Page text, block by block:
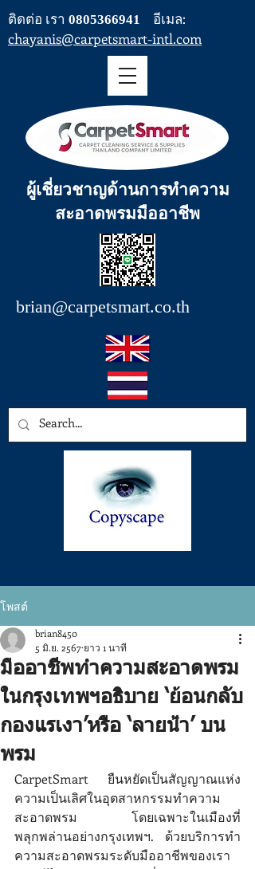
brian@carpetsmart.co.th
ติดต่อ เรา 0805366941
อีเมล:
chayanis@carpetsmart-intl.com
ผู้เชี่ยวชาญด้านการทำความ
สะอาดพรมมืออาชีพ
โพสต์
มืออาชีพทําความสะอาดพรม
ในกรุงเทพฯอธิบาย ‘ย้อนกลับ
กองแรเงา’หรือ ‘ลายน้ํา’ บน
พรม
brian8450
5 มิ.ย. 2567 ยาว 1 นาที
CarpetSmart ยืนหยัดเป็นสัญญาณแห่ง
ความเป็นเลิศในอุตสาหกรรมทําความ
สะอาดพรม โดยเฉพาะในเมืองที่
พลุกพล่านอย่างกรุงเทพฯ. ด้วยบริการทํา
ความสะอาดพรมระดับมืออาชีพของเรา